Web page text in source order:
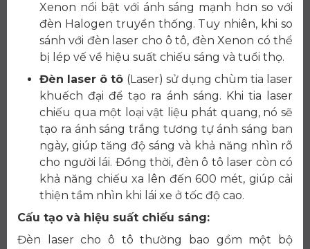
Xenon nổi bật với ánh sáng mạnh hơn so với
đèn Halogen truyền thống. Tuy nhiên, khi so
sánh với đèn laser cho ô tô, đèn Xenon có thể
bị lép vế về hiệu suất chiếu sáng và tuổi thọ.
Đèn laser ô tô (Laser) sử dụng chùm tia laser
khuếch đại để tạo ra ánh sáng. Khi tia laser
chiếu qua một loại vật liệu phát quang, nó sẽ
tạo ra ánh sáng trắng tương tự ánh sáng ban
ngày, giúp tăng độ sáng và khả năng nhìn rõ
cho người lái. Đồng thời, đèn ô tô laser còn có
khả năng chiếu xa lên đến 600 mét, giúp cải
thiện tầm nhìn khi lái xe ở tốc độ cao.
Cấu tạo và hiệu suất chiếu sáng:
Đèn laser cho ô tô thường bao gồm một bộ